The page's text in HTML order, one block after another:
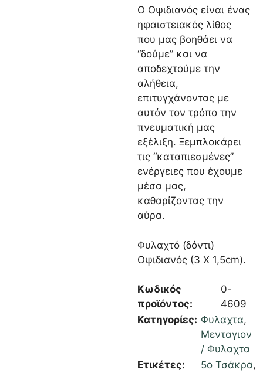
Ο Οψιδιανός είναι ένας
ηφαιστειακός λίθος
που μας βοηθάει να
“δούμε” και να
αποδεχτούμε την
αλήθεια,
επιτυγχάνοντας με
αυτόν τον τρόπο την
πνευματική μας
εξέλιξη. Ξεμπλοκάρει
τις “καταπιεσμένες”
ενέργειες που έχουμε
μέσα μας,
καθαρίζοντας την
αύρα.
Φυλαχτό (δόντι)
Οψιδιανός (3 Χ 1,5cm).
Κωδικός
προϊόντος:
0-
4609
Κατηγορίες: Φυλαχτα,
Μενταγιον
/ Φυλαχτα
Ετικέτες:
5ο Τσάκρα,